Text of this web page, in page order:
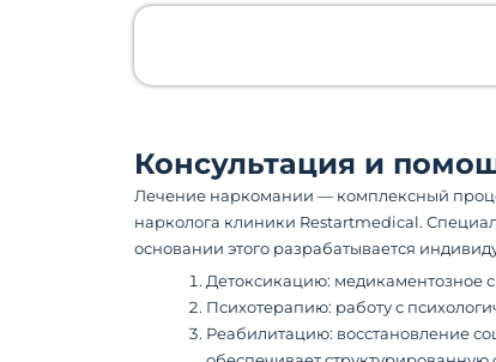
Консультация и
Лечение наркомании — комплексный
нарколога клиники Restartmedical.
основании этого разрабатывается
Детоксикацию: медикаментозное
Психотерапию: работу с
Реабилитацию: восстановление